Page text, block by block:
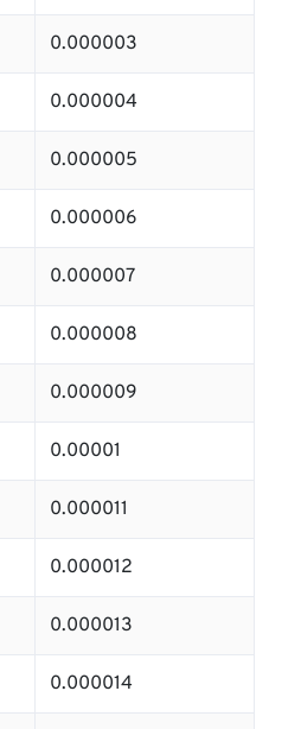
0.000003
0.000004
0.000005
0.000006
0.000007
0.000008
0.000009
0.00001
0.000011
0.000012
0.000013
0.000014